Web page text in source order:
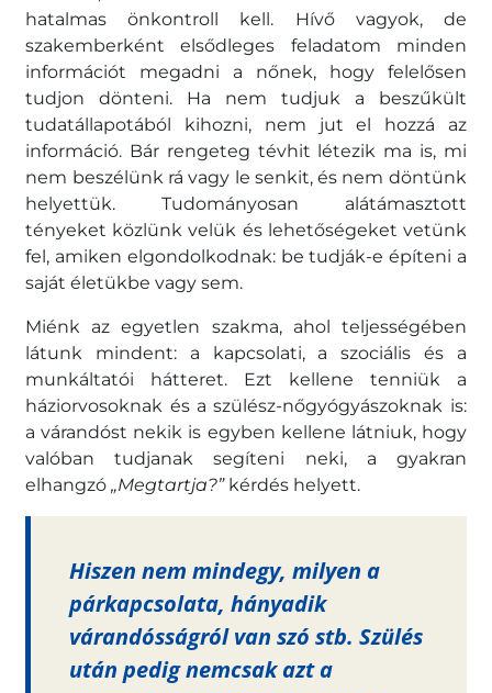
hatalmas önkontroll kell. Hívő vagyok, de
szakemberként elsődleges feladatom minden
információt megadni a nőnek, hogy felelősen
tudjon dönteni. Ha nem tudjuk a beszűkült
tudatállapotából kihozni, nem jut el hozzá az
információ. Bár rengeteg tévhit létezik ma is, mi
nem beszélünk rá vagy le senkit, és nem döntünk
helyettük. Tudományosan alátámasztott
tényeket közlünk velük és lehetőségeket vetünk
fel, amiken elgondolkodnak: be tudják-e építeni a
saját életükbe vagy sem.
Miénk az egyetlen szakma, ahol teljességében
látunk mindent: a kapcsolati, a szociális és a
munkáltatói hátteret. Ezt kellene tenniük a
háziorvosoknak és a szülész-nőgyógyászoknak is:
a várandóst nekik is egyben kellene látniuk, hogy
valóban tudjanak segíteni neki, a gyakran
elhangzó„Megtartja?”kérdés helyett.
Hiszen nem mindegy, milyen a
párkapcsolata, hányadik
várandósságról van szó stb. Szülés
után pedig nemcsak azt a